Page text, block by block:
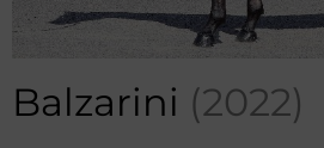
Balzarini (2022)